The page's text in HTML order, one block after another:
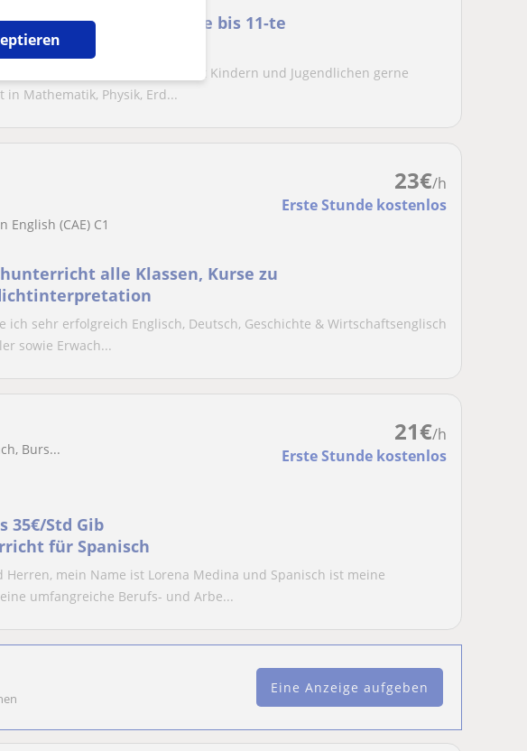
Mathematisch Nachhilfe bis 11-te
65-jähriger Rentner gibt Kindern und Jugendlichen gerne
Mathematik, Physik, Erd...
23€/h
Erste Stunde kostenlos
(CAE) C1
alle Klassen, Kurse zu
ich sehr erfolgreich Englisch, Deutsch, Geschichte & Wirtschaftsenglisch
sowie Erwach...
21€/h
Erste Stunde kostenlos
Burs...
35€/Std Gib
für Spanisch
Herren, mein Name ist Lorena Medina und Spanisch ist meine
umfangreiche Berufs- und Arbe...
Eine Anzeige aufgeben